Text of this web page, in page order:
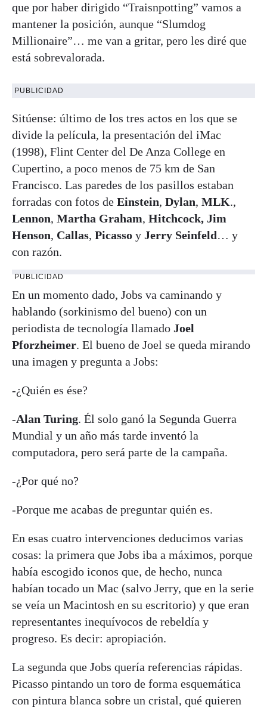
que por haber dirigido “Traisnpotting” vamos a
mantener la posición, aunque “Slumdog
Millionaire”… me van a gritar, pero les diré que
está sobrevalorada.
PUBLICIDAD
Sitúense: último de los tres actos en los que se
divide la película, la presentación del iMac
(1998), Flint Center del De Anza College en
Cupertino, a poco menos de 75 km de San
Francisco. Las paredes de los pasillos estaban
forradas con fotos de Einstein, Dylan, MLK.,
Lennon, Martha Graham, Hitchcock, Jim
Henson, Callas, Picasso y Jerry Seinfeld… y
con razón.
PUBLICIDAD
En un momento dado, Jobs va caminando y
hablando (sorkinismo del bueno) con un
periodista de tecnología llamado Joel
Pforzheimer. El bueno de Joel se queda mirando
una imagen y pregunta a Jobs:
-¿Quién es ése?
-Alan Turing. Él solo ganó la Segunda Guerra
Mundial y un año más tarde inventó la
computadora, pero será parte de la campaña.
-¿Por qué no?
-Porque me acabas de preguntar quién es.
En esas cuatro intervenciones deducimos varias
cosas: la primera que Jobs iba a máximos, porque
había escogido iconos que, de hecho, nunca
habían tocado un Mac (salvo Jerry, que en la serie
se veía un Macintosh en su escritorio) y que eran
representantes inequívocos de rebeldía y
progreso. Es decir: apropiación.
La segunda que Jobs quería referencias rápidas.
Picasso pintando un toro de forma esquemática
con pintura blanca sobre un cristal, qué quieren